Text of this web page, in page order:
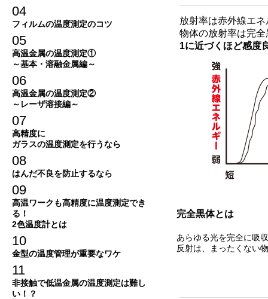
04
フィルムの温度測定のコツ
05
高温金属の温度測定①
～基本・溶融金属編～
06
高温金属の温度測定②
～レーザ溶接編～
07
高精度に
ガラスの温度測定を行うなら
08
はんだ不良を防止するなら
09
高温ワークも高精度に温度測定でき
る！
2色温度計とは
10
金型の温度管理が重要なワケ
11
非接触で低温金属の温度測定は難し
い！？
放射率は赤外線エ
物体の放射率は完
1に近づくほど感度
完全黒体とは
あらゆる光を完全に吸
反射は、まったくない